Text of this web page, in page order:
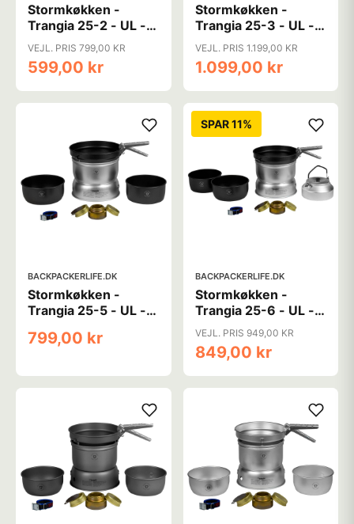
Stormkøkken -
Trangia 25-2 - UL -
Spritbrænder og
kedel
VEJL. PRIS 799,00 KR
599,00 kr
Stormkøkken -
Trangia 25-3 - UL -
Gasbrænder og
nonstick - 3-4
personer
VEJL. PRIS 1.199,00 KR
1.099,00 kr
BACKPACKERLIFE.DK
Stormkøkken -
Trangia 25-5 - UL -
nonstick - 3-4
799,00 kr
SPAR 11%
BACKPACKERLIFE.DK
Stormkøkken -
Trangia 25-6 - UL -
Spritbrænder og
nonstick - 3-4
personer
VEJL. PRIS 949,00 KR
849,00 kr